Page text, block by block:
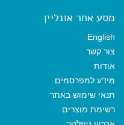
מסע אחר אונליין
English
צור קשר
אודות
מידע למפרסמים
תנאי שימוש באתר
רשימת מוצרים